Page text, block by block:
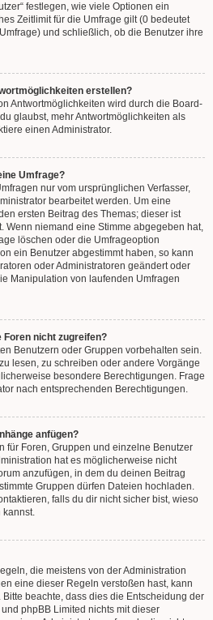
festlegen, wie viele Optionen ein
Zeitlimit für die Umfrage gilt (0 bedeutet
und schließlich, ob die Benutzer ihre
erstellen?
Antwortmöglichkeiten wird durch die Board-
glaubst, mehr Antwortmöglichkeiten als
einen Administrator.
Umfrage?
nur vom ursprünglichen Verfasser,
bearbeitet werden. Um eine
ersten Beitrag des Themas; dieser ist
Wenn niemand eine Stimme abgegeben hat,
löschen oder die Umfrageoption
ein Benutzer abgestimmt haben, so kann
oder Administratoren geändert oder
Manipulation von laufenden Umfragen
nicht zugreifen?
Benutzern oder Gruppen vorbehalten sein.
lesen, zu schreiben oder andere Vorgänge
besondere Berechtigungen. Frage
nach entsprechenden Berechtigungen.
anfügen?
für Foren, Gruppen und einzelne Benutzer
hat es möglicherweise nicht
anzufügen, in dem du deinen Beitrag
Gruppen dürfen Dateien hochladen.
falls du dir nicht sicher bist, wieso
kannst.
die meistens von der Administration
eine dieser Regeln verstoßen hast, kann
beachte, dass dies die Entscheidung der
phpBB Limited nichts mit dieser